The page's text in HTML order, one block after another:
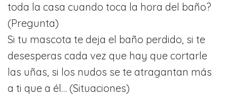
toda la casa cuando toca la hora del baño?
(Pregunta)
Si tu mascota te deja el baño perdido, si te
desesperas cada vez que hay que cortarle
las uñas, si los nudos se te atragantan más
a ti que a él… (Situaciones)